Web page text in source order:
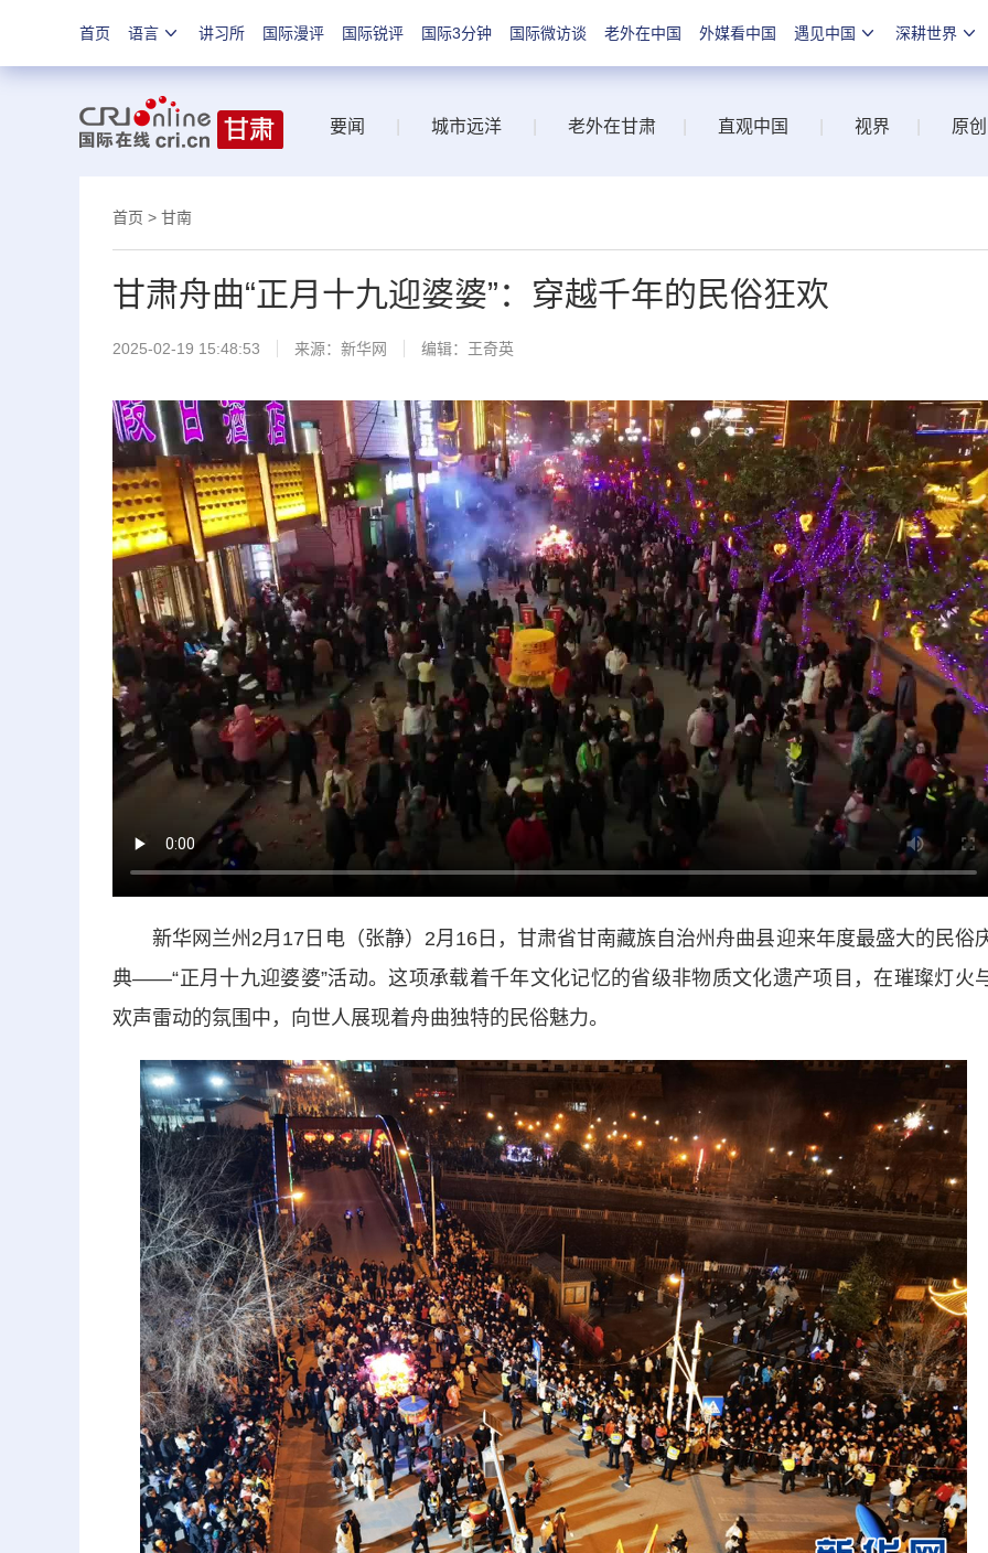
首页 语言 讲习所 国际漫评 国际锐评 国际3分钟 国际微访谈 老外在中国 外媒看中国 遇见中国 深耕世界
要闻 城市远洋 老外在甘肃 直观中国 视界 原创
首页 > 甘南
甘肃舟曲“正月十九迎婆婆”：穿越千年的民俗狂欢
2025-02-19 15:48:53 来源： 新华网 编辑：王奇英
新华网兰州2月17日电（张静）2月16日，甘肃省甘南藏族自治州舟曲县迎来年度最盛大的民俗
典——“正月十九迎婆婆”活动。这项承载着千年文化记忆的省级非物质文化遗产项目，在璀璨灯火
欢声雷动的氛围中，向世人展现着舟曲独特的民俗魅力。